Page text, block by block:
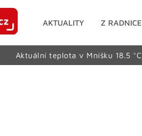
AKTUALITY Z RADNICE
Aktuální teplota v Mníšku 18.5 °C